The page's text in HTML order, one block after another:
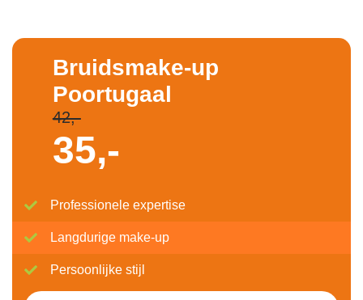
Bruidsmake-up
Poortugaal
42,-
35,-
Professionele expertise
Langdurige make-up
Persoonlijke stijl